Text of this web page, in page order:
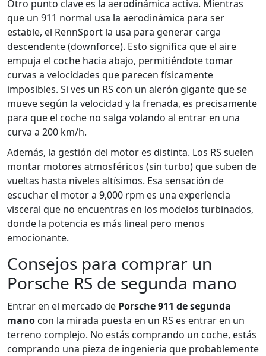
Otro punto clave es la aerodinámica activa. Mientras
que un 911 normal usa la aerodinámica para ser
estable, el RennSport la usa para generar carga
descendente (downforce). Esto significa que el aire
empuja el coche hacia abajo, permitiéndote tomar
curvas a velocidades que parecen físicamente
imposibles. Si ves un RS con un alerón gigante que se
mueve según la velocidad y la frenada, es precisamente
para que el coche no salga volando al entrar en una
curva a 200 km/h.
Además, la gestión del motor es distinta. Los RS suelen
montar motores atmosféricos (sin turbo) que suben de
vueltas hasta niveles altísimos. Esa sensación de
escuchar el motor a 9,000 rpm es una experiencia
visceral que no encuentras en los modelos turbinados,
donde la potencia es más lineal pero menos
emocionante.
Consejos para comprar un
Porsche RS de segunda mano
Entrar en el mercado de Porsche 911 de segunda
mano con la mirada puesta en un RS es entrar en un
terreno complejo. No estás comprando un coche, estás
comprando una pieza de ingeniería que probablemente